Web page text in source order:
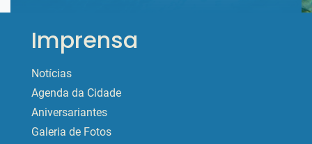
Imprensa
Notícias
Agenda da Cidade
Aniversariantes
Galeria de Fotos